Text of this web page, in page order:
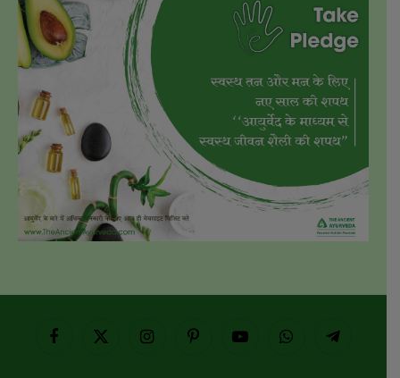
FacebookX
InstagramPinterestYouTubeWhatsAppTelegram